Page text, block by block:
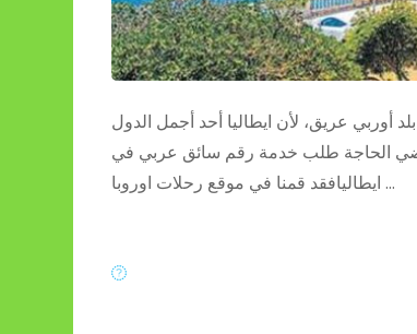
أوربي عريق، لأن ايطاليا أحد أجمل الدول
الحاجة طلب خدمة رقم سائق عربي في
ايطاليافقد قمنا في موقع رحلات اوروبا …